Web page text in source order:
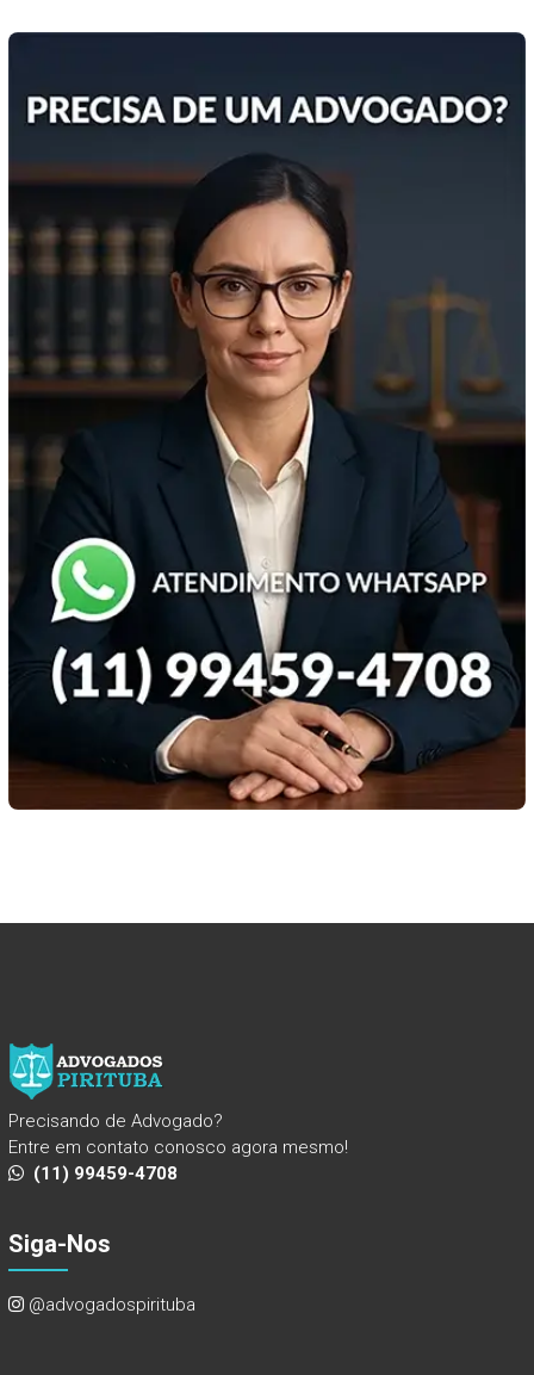
Precisando de Advogado?
Entre em contato conosco agora mesmo!
(11) 99459-4708
Siga-Nos
@advogadospirituba